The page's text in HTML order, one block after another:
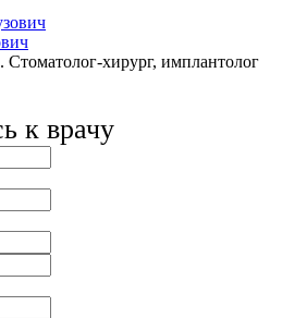
хирург, имплантолог
к врачу